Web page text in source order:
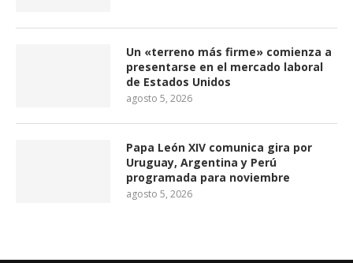
Un «terreno más firme» comienza a
presentarse en el mercado laboral
de Estados Unidos
agosto 5, 2026
Papa León XIV comunica gira por
Uruguay, Argentina y Perú
programada para noviembre
agosto 5, 2026